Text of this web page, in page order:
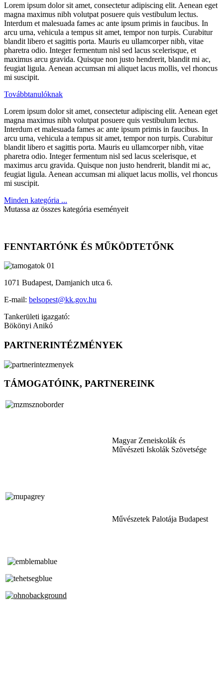
Lorem ipsum dolor sit amet, consectetur adipiscing elit. Aenean eget
magna maximus nibh volutpat posuere quis vestibulum lectus.
Interdum et malesuada fames ac ante ipsum primis in faucibus. In
arcu urna, vehicula a tempus sit amet, tempor non turpis. Curabitur
blandit libero et sagittis porta. Mauris eu ullamcorper nibh, vitae
pharetra odio. Integer fermentum nisl sed lacus scelerisque, et
maximus arcu gravida. Quisque non justo hendrerit, blandit mi ac,
feugiat ligula. Aenean accumsan mi aliquet lacus mollis, vel rhoncus
mi suscipit.
Továbbtanulóknak
Lorem ipsum dolor sit amet, consectetur adipiscing elit. Aenean eget
magna maximus nibh volutpat posuere quis vestibulum lectus.
Interdum et malesuada fames ac ante ipsum primis in faucibus. In
arcu urna, vehicula a tempus sit amet, tempor non turpis. Curabitur
blandit libero et sagittis porta. Mauris eu ullamcorper nibh, vitae
pharetra odio. Integer fermentum nisl sed lacus scelerisque, et
maximus arcu gravida. Quisque non justo hendrerit, blandit mi ac,
feugiat ligula. Aenean accumsan mi aliquet lacus mollis, vel rhoncus
mi suscipit.
Minden kategória ...
Mutassa az összes kategória eseményeit
FENNTARTÓNK ÉS MŰKÖDTETŐNK
1071 Budapest, Damjanich utca 6.
E-mail: belsopest@kk.gov.hu
Tankerületi igazgató:
Bökönyi Anikó
PARTNERINTÉZMÉNYEK
TÁMOGATÓINK, PARTNEREINK
Magyar Zeneiskolák és
Művészeti Iskolák Szövetsége
Művészetek Palotája Budapest